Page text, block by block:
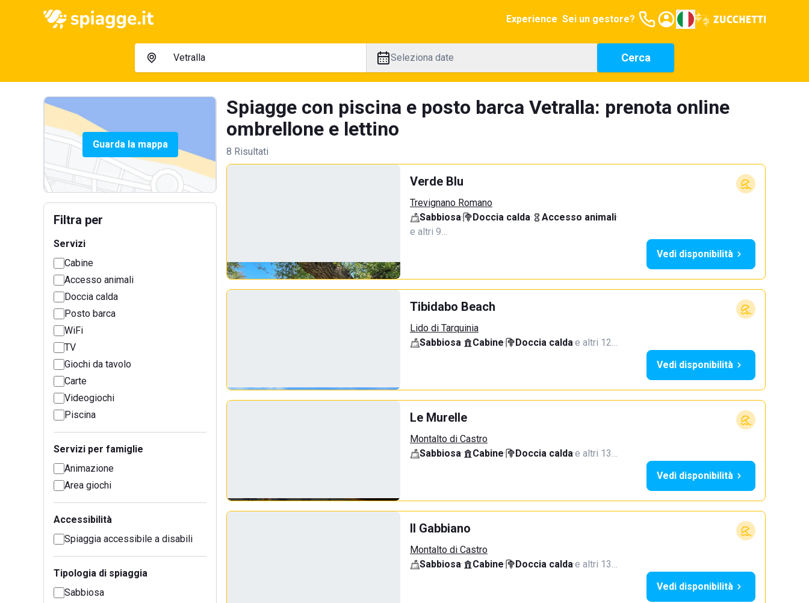
Experience Sei un gestore?
Seleziona date Cerca
Guarda la mappa
Filtra per
Servizi
Cabine
Accesso animali
Doccia calda
Posto barca
WiFi
TV
Giochi da tavolo
Carte
Videogiochi
Piscina
Servizi per famiglie
Animazione
Area giochi
Accessibilità
Spiaggia accessibile a disabili
Tipologia di spiaggia
Sabbiosa
Spiagge con piscina e posto barca Vetralla: prenota online
ombrellone e lettino
8 Risultati
Verde Blu
Trevignano Romano
Sabbiosa· Doccia calda· Accesso animali·
e altri 9…
Vedi disponibilità
Tibidabo Beach
Lido di Tarquinia
Sabbiosa· Cabine· Doccia calda·e altri 12…
Vedi disponibilità
Le Murelle
Montalto di Castro
Sabbiosa· Cabine· Doccia calda·e altri 13…
Vedi disponibilità
Il Gabbiano
Montalto di Castro
Sabbiosa· Cabine· Doccia calda·e altri 13…
Vedi disponibilità